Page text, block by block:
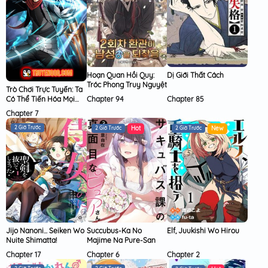
Trò Chơi Trực Tuyến: Ta
Có Thể Tiến Hóa Mọi
Thứ
Chapter 7
Hoạn Quan Hồi Quy:
Tróc Phong Truy Nguyệt
Chapter 94
Dị Giới Thất Cách
Chapter 85
2 Giờ Trước
Jijo Nanoni... Seiken Wo
Nuite Shimatta!
Chapter 17
2 Giờ Trước
Succubus-Ka No
Majime Na Pure-San
Chapter 6
2 Giờ Trước
Elf, Juukishi Wo Hirou
Chapter 2